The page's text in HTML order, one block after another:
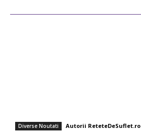
Diverse Noutati
Autorii ReteteDeSuflet.ro